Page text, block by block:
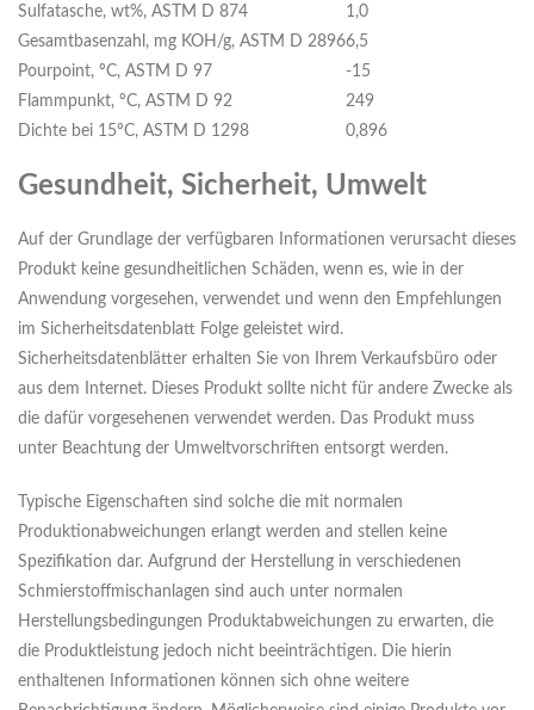
Sulfatasche, wt%, ASTM D 874
1,0
Gesamtbasenzahl, mg KOH/g, ASTM D 28966,5
Pourpoint, ºC, ASTM D 97
-15
Flammpunkt, ºC, ASTM D 92
249
Dichte bei 15ºC, ASTM D 1298
0,896
Gesundheit, Sicherheit, Umwelt
Auf der Grundlage der verfügbaren Informationen verursacht dieses
Produkt keine gesundheitlichen Schäden, wenn es, wie in der
Anwendung vorgesehen, verwendet und wenn den Empfehlungen
im Sicherheitsdatenblatt Folge geleistet wird.
Sicherheitsdatenblätter erhalten Sie von Ihrem Verkaufsbüro oder
aus dem Internet. Dieses Produkt sollte nicht für andere Zwecke als
die dafür vorgesehenen verwendet werden. Das Produkt muss
unter Beachtung der Umweltvorschriften entsorgt werden.
Typische Eigenschaften sind solche die mit normalen
Produktionabweichungen erlangt werden and stellen keine
Spezifikation dar. Aufgrund der Herstellung in verschiedenen
Schmierstoffmischanlagen sind auch unter normalen
Herstellungsbedingungen Produktabweichungen zu erwarten, die
die Produktleistung jedoch nicht beeinträchtigen. Die hierin
enthaltenen Informationen können sich ohne weitere